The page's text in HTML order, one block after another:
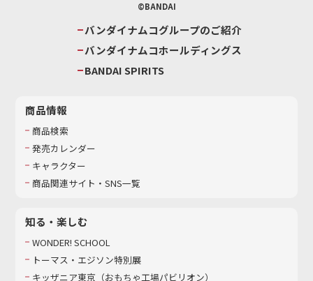
©BANDAI
バンダイナムコグループのご紹介
バンダイナムコホールディングス
BANDAI SPIRITS
商品情報
商品検索
発売カレンダー
キャラクター
商品関連サイト・SNS一覧
知る・楽しむ
WONDER! SCHOOL
トーマス・エジソン特別展
キッザニア東京（おもちゃ工場パビリオン）​